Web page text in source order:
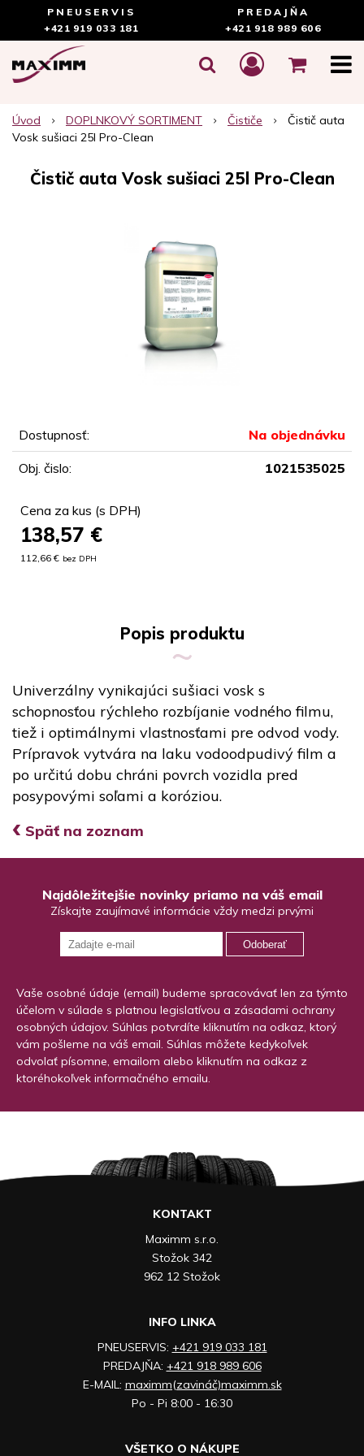
PNEUSERVIS
+421 919 033 181
PREDAJŇA
+421 918 989 606
Úvod DOPLNKOVÝ SORTIMENT Čističe
Čistič auta
Vosk sušiaci 25l Pro-Clean
Čistič auta Vosk sušiaci 25l Pro-Clean
Dostupnosť: Na objednávku
Obj. čislo: 1021535025
Cena za kus (s DPH)
138,57 €
112,66 € bez DPH
Popis produktu
Univerzálny vynikajúci sušiaci vosk s
schopnosťou rýchleho rozbíjanie vodného filmu,
tiež i optimálnymi vlastnosťami pre odvod vody.
Prípravok vytvára na laku vodoodpudivý film a
po určitú dobu chráni povrch vozidla pred
posypovými soľami a koróziou.
‹ Späť na zoznam
Najdôležitejšie novinky priamo na váš email
Získajte zaujímavé informácie vždy medzi prvými
Odoberať
Vaše osobné údaje (email) budeme spracovávať len za týmto
účelom v súlade s platnou legislatívou a zásadami ochrany
osobných údajov. Súhlas potvrdíte kliknutím na odkaz, ktorý
vám pošleme na váš email. Súhlas môžete kedykoľvek
odvolať písomne, emailom alebo kliknutím na odkaz z
ktoréhokoľvek informačného emailu.
KONTAKT
Maximm s.r.o.
Stožok 342
962 12 Stožok
INFO LINKA
PNEUSERVIS: +421 919 033 181
PREDAJŇA: +421 918 989 606
E-MAIL: maximm(zavináč)maximm.sk
Po - Pi 8:00 - 16:30
VŠETKO O NÁKUPE